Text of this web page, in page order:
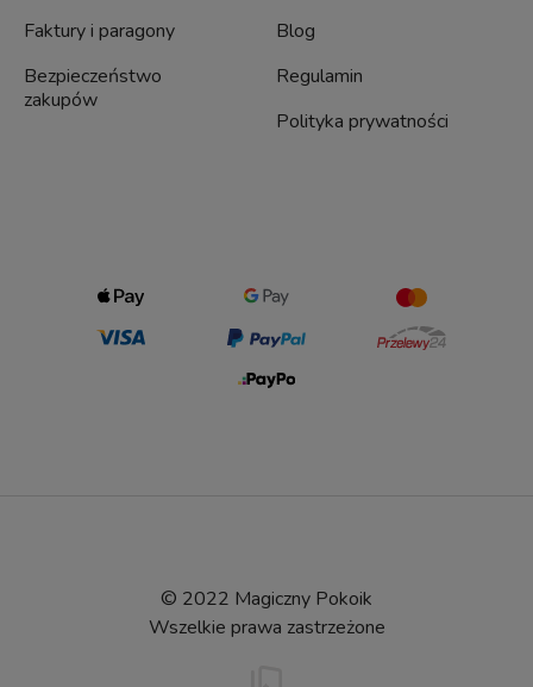
Faktury i paragony
Bezpieczeństwo
zakupów
Blog
Regulamin
Polityka prywatności
© 2022 Magiczny Pokoik
Wszelkie prawa zastrzeżone